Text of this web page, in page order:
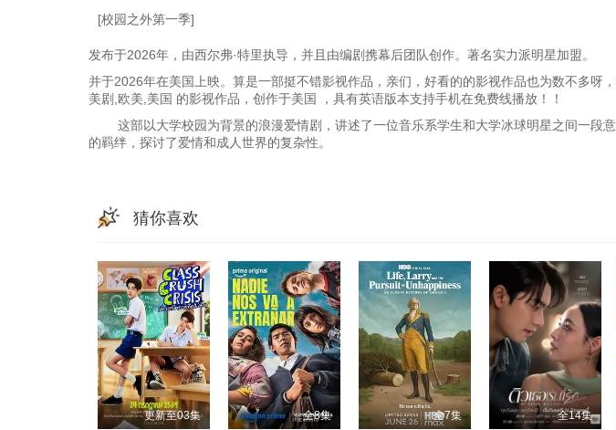
[校园之外第一季]
发布于2026年，由西尔弗·特里执导，并且由编剧携幕后团队创作。著名实力派明星加盟。
并于2026年在美国上映。算是一部挺不错影视作品，亲们，好看的的影视作品也为数不多呀
美剧,欧美,美国 的影视作品，创作于美国 ，具有英语版本支持手机在免费线播放！！
这部以大学校园为背景的浪漫爱情剧，讲述了一位音乐系学生和大学冰球明星之间一段意
的羁绊，探讨了爱情和成人世界的复杂性。
猜你喜欢
更新至03集 全8集 全7集 全14集